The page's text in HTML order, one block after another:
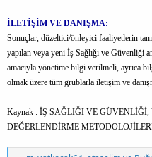
İLETİŞİM VE DANIŞMA:
Sonuçlar, düzeltici/önleyici faaliyetlerin
yapılan veya yeni İş Sağlığı ve Güvenliği
amacıyla yönetime bilgi verilmeli, ayrıca
olmak üzere tüm grublarla iletişim ve
Kaynak : İŞ SAĞLIĞI VE
DEĞERLENDİRME